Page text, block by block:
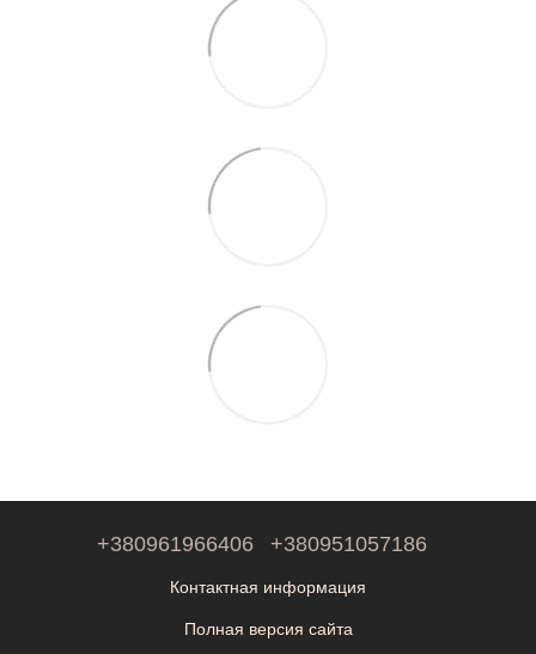
+380961966406 +380951057186
Контактная информация
Полная версия сайта